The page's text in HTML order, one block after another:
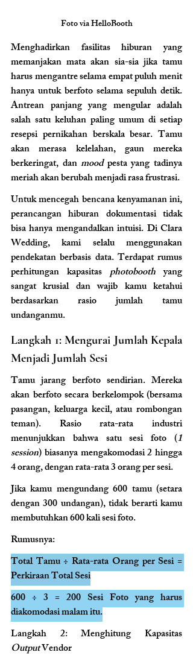
Foto via HelloBooth
Menghadirkan fasilitas hiburan yang
memanjakan mata akan sia-sia jika tamu
harus mengantre selama empat puluh menit
hanya untuk berfoto selama sepuluh detik.
Antrean panjang yang mengular adalah
salah satu keluhan paling umum di setiap
resepsi pernikahan berskala besar. Tamu
akan merasa kelelahan, gaun mereka
berkeringat, dan mood pesta yang tadinya
meriah akan berubah menjadi rasa frustrasi.
Untuk mencegah bencana kenyamanan ini,
perancangan hiburan dokumentasi tidak
bisa hanya mengandalkan intuisi. Di Clara
Wedding, kami selalu menggunakan
pendekatan berbasis data. Terdapat rumus
perhitungan kapasitas photobooth yang
sangat krusial dan wajib kamu ketahui
berdasarkan rasio jumlah tamu
undanganmu.
Langkah 1: Mengurai Jumlah Kepala
Menjadi Jumlah Sesi
Tamu jarang berfoto sendirian. Mereka
akan berfoto secara berkelompok (bersama
pasangan, keluarga kecil, atau rombongan
teman). Rasio rata-rata industri
menunjukkan bahwa satu sesi foto (1
session) biasanya mengakomodasi 2 hingga
4 orang, dengan rata-rata 3 orang per sesi.
Jika kamu mengundang 600 tamu (setara
dengan 300 undangan), tidak berarti kamu
membutuhkan 600 kali sesi foto.
Rumusnya:
Total Tamu ÷ Rata-rata Orang per Sesi =
Perkiraan Total Sesi
600 ÷ 3 = 200 Sesi Foto yang harus
diakomodasi malam itu.
Output Vendor